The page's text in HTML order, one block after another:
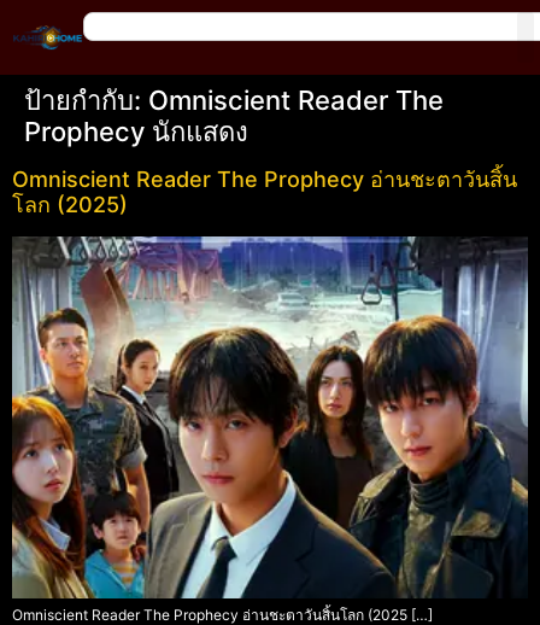
ป้ายกำกับ: Omniscient Reader The
Prophecy นักแสดง
Omniscient Reader The Prophecy อ่านชะตาวันสิ้น
โลก (2025)
Omniscient Reader The Prophecy อ่านชะตาวันสิ้นโลก (2025 […]